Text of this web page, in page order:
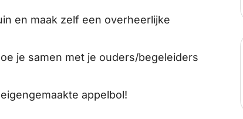
en maak zelf een overheerlijke
je samen met je ouders/begeleiders
appelbol!